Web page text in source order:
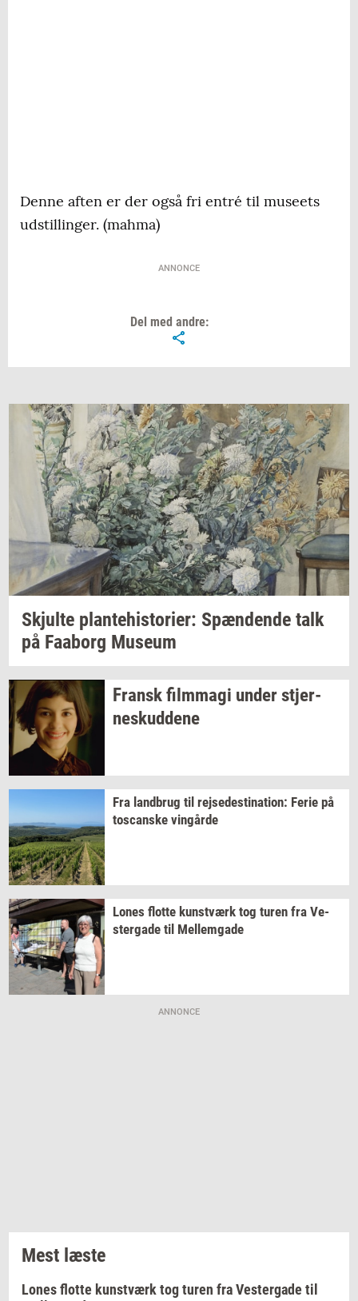
Denne aften er der også fri entré til museets
udstillinger. (mahma)
ANNONCE
Del med andre:
Skjul­te plan­te­hi­sto­ri­er: Spæn­den­de talk
på Faa­borg Mu­se­um
Franskfilm­magi understjer­
neskud­de­ne
Fra land­brug til rej­se­desti­na­tion: Ferie på
toscan­ske vin­går­de
Lones flot­te kunst­værk tog turen fra Ve­
ster­ga­de til Mel­lem­ga­de
ANNONCE
Mest læste
Lones flotte kunstværk tog turen fra Vestergade til